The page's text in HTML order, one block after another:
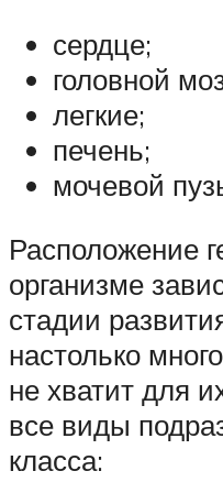
сердце;
головной
легкие;
печень;
мочевой
Расположение
организме
стадии
настолько
не хватит для
все виды
класса: